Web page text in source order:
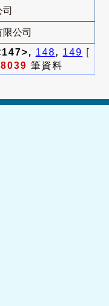
公司
148, 149 [
8039 筆資料